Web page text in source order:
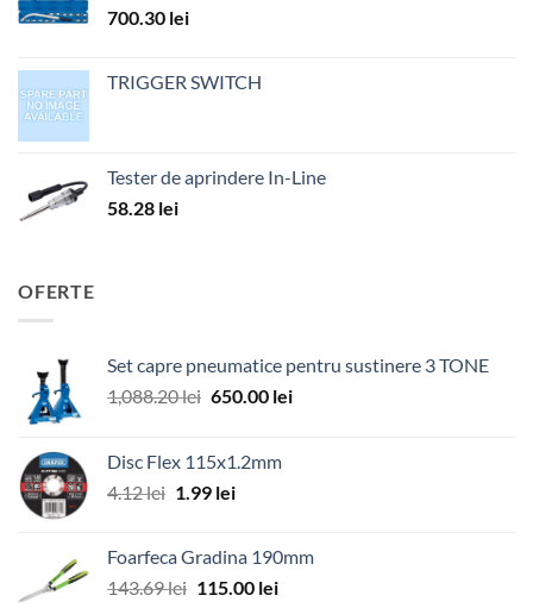
700.30 lei
TRIGGER SWITCH
Tester de aprindere In-Line
58.28 lei
OFERTE
Set capre pneumatice pentru sustinere 3 TONE
1,088.20lei Prețul
fost:
1,088.20 lei.
650.00 leiPrețul
Disc Flex 115x1.2mm
4.12lei Prețul
fost:
4.12 lei.
1.99 leiPrețul
1.99 lei.
Foarfeca Gradina 190mm
143.69lei Prețul
115.00 leiPrețul